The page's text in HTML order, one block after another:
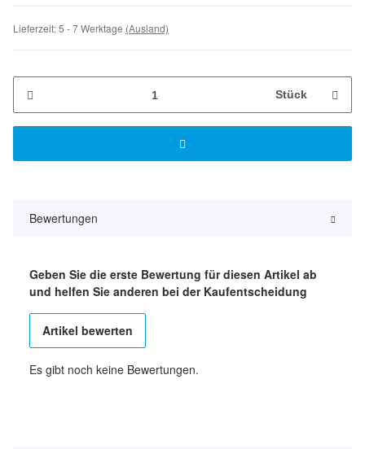
Lieferzeit:5 - 7 Werktage (Ausland)
Stück
Bewertungen
Geben Sie die erste Bewertung für diesen Artikel ab
und helfen Sie anderen bei der Kaufentscheidung
Artikel bewerten
Es gibt noch keine Bewertungen.